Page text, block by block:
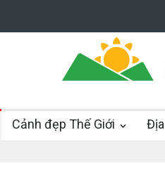
Cảnh đẹp Thế Giới